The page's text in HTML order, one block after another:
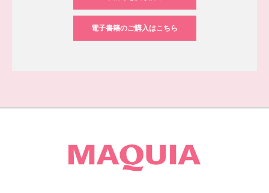
電子書籍のご購入はこちら